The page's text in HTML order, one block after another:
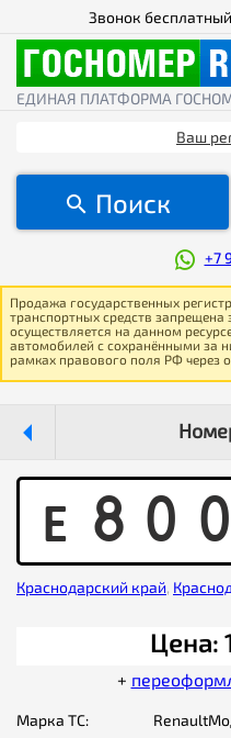
Звонок
ЕДИНАЯ ПЛАТФОРМА
Ваш
Поиск
+7
Продажа государственных
транспортных средств
осуществляется на данном
автомобилей с сохранёнными за
рамках правового поля РФ через
E 8 0 0
Краснодарский край,
Цена:
+
Марка ТС: Renault